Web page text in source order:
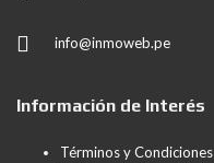
info@inmoweb.pe
Información de Interés
Términos y Condiciones